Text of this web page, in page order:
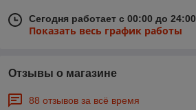
Сегодня работает с 00:00 до 24:00
Показать весь график работы
Отзывы о магазине
88 отзывов за всё время